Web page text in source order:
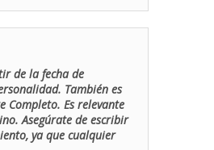
de la fecha de
También es
Es relevante
Asegúrate de escribir
ya que cualquier